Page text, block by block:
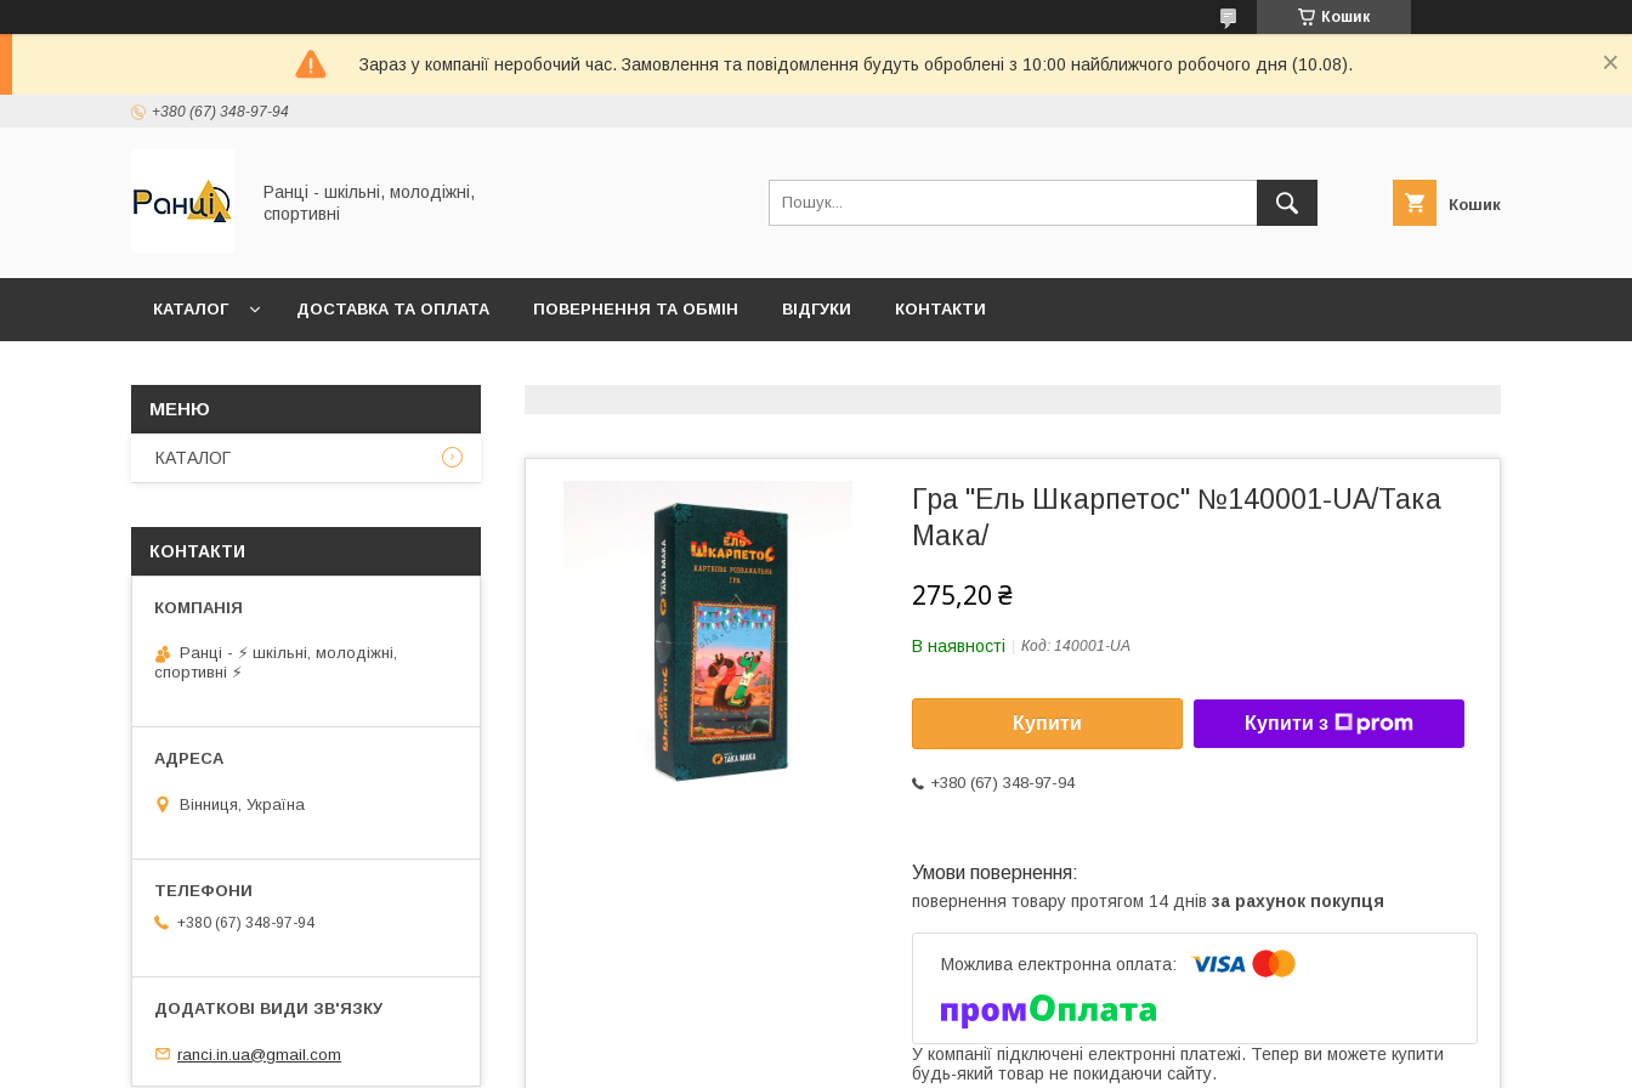
Кошик
Зараз у компанії неробочий час. Замовлення та повідомлення будуть оброблені з 10:00 найближчого робочого дня (10.08).
+380 (67) 348-97-94
Ранці - шкільні, молодіжні,
спортивні
Кошик
КАТАЛОГ ДОСТАВКА ТА ОПЛАТА ПОВЕРНЕННЯ ТА ОБМІН ВІДГУКИ КОНТАКТИ
Гра "Ель Шкарпетос" №140001-UA/Така
Мака/
275,20 ₴
В наявності Код: 140001-UA
Купити Купити з
+380 (67) 348-97-94
повернення товару протягом 14 днів за рахунок покупця
У компанії підключені електронні платежі. Тепер ви можете купити
будь-який товар не покидаючи сайту.
КАТАЛОГ
КОНТАКТИ
Ранці - ⚡ шкільні, молодіжні,
спортивні ⚡
Вінниця, Україна
+380 (67) 348-97-94
ranci.in.ua@gmail.com